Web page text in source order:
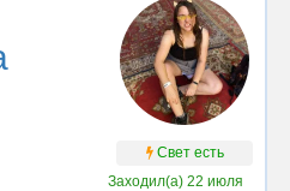
Свет есть
Заходил(а)22 июля